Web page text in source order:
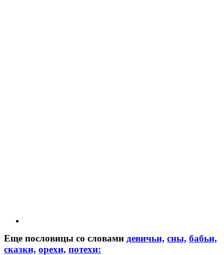
Еще пословицы со словами девичьи, сны, бабьи,
сказки, орехи, потехи: